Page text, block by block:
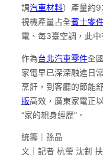
調汽車材料）產量約
視機產量占全賓士零
電、每3臺空調，此中
作為台北汽車零件全
家電早已深深融進日
烹飪，到客廳的節能
版高效，廣東家電正
“家的親身經歷”。
統籌｜孫晶
文｜記者 杭瑩 沈釗